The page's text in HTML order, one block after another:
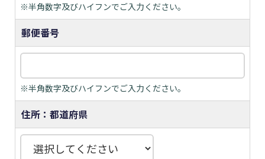
※半角数字及びハイフンでご入力ください。
郵便番号
※半角数字及びハイフンでご入力ください。
住所：都道府県